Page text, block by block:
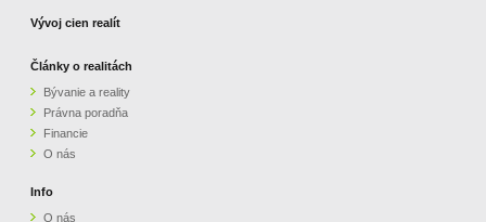
Vývoj cien realít
Články o realitách
Bývanie a reality
Právna poradňa
Financie
O nás
Info
O nás